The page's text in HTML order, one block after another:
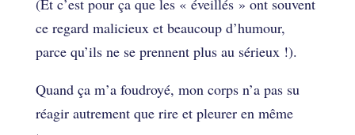
(Et c’est pour ça que les « éveillés » ont souvent
ce regard malicieux et beaucoup d’humour,
parce qu’ils ne se prennent plus au sérieux !).
Quand ça m’a foudroyé, mon corps n’a pas su
réagir autrement que rire et pleurer en même